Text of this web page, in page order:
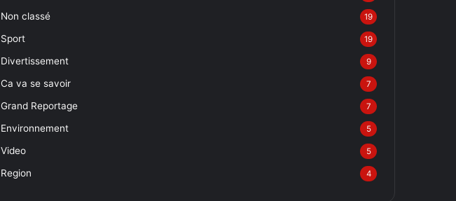
Non classé 19
Sport 19
Divertissement 9
Ca va se savoir 7
Grand Reportage 7
Environnement 5
Video 5
Region 4